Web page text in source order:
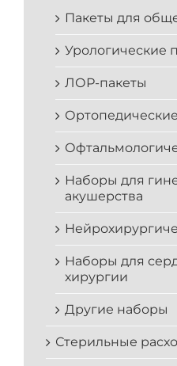
Пакеты для
Урологические
ЛОР-пакеты
Наборы для
акушерства
Наборы для
хирургии
Другие наборы
Стерильные